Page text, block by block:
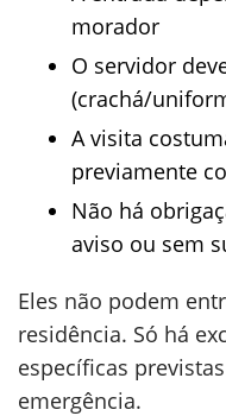
morador
O servidor
(crachá/
A visita
previamente
Não há
aviso ou sem
Eles não podem
residência. Só há
específicas
emergência.